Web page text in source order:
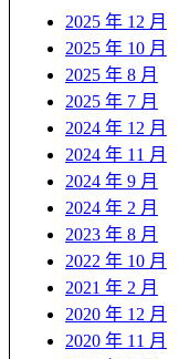
2025 年 12 月
2025 年 10 月
2025 年 8 月
2025 年 7 月
2024 年 12 月
2024 年 11 月
2024 年 9 月
2024 年 2 月
2023 年 8 月
2022 年 10 月
2021 年 2 月
2020 年 12 月
2020 年 11 月